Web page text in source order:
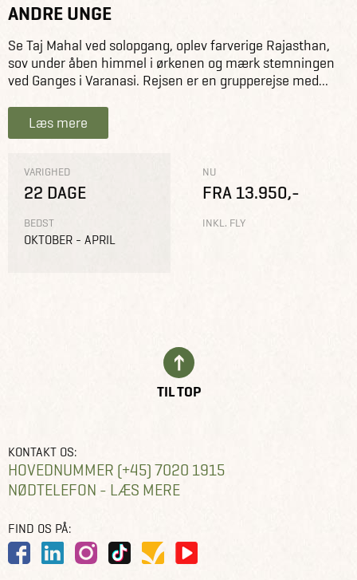
ANDRE UNGE
Se Taj Mahal ved solopgang, oplev farverige Rajasthan,
sov under åben himmel i ørkenen og mærk stemningen
ved Ganges i Varanasi. Rejsen er en grupperejse med...
Læs mere
VARIGHED
22 DAGE
BEDST
OKTOBER - APRIL
NU
FRA 13.950,-
INKL. FLY
TIL TOP
KONTAKT OS:
HOVEDNUMMER (+45) 7020 1915
NØDTELEFON - LÆS MERE
FIND OS PÅ: